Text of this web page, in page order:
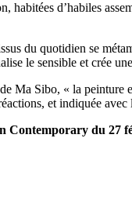
habitées d’habiles
du quotidien se
le sensible et crée
Ma Sibo, « la
et indiquée
Contemporary du 27